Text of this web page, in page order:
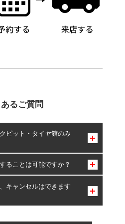
るご質問
ピット・タイヤ館のみ
のみとなります。
ることは可能ですか？
は可能です。
み合わせに限り、同時にご予約が
。
キャンセルはできます